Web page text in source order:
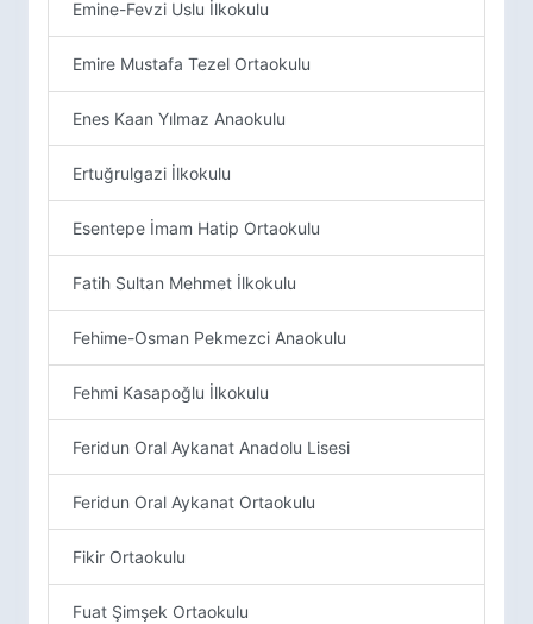
Emine-Fevzi Uslu İlkokulu
Emire Mustafa Tezel Ortaokulu
Enes Kaan Yılmaz Anaokulu
Ertuğrulgazi İlkokulu
Esentepe İmam Hatip Ortaokulu
Fatih Sultan Mehmet İlkokulu
Fehime-Osman Pekmezci Anaokulu
Fehmi Kasapoğlu İlkokulu
Feridun Oral Aykanat Anadolu Lisesi
Feridun Oral Aykanat Ortaokulu
Fikir Ortaokulu
Fuat Şimşek Ortaokulu